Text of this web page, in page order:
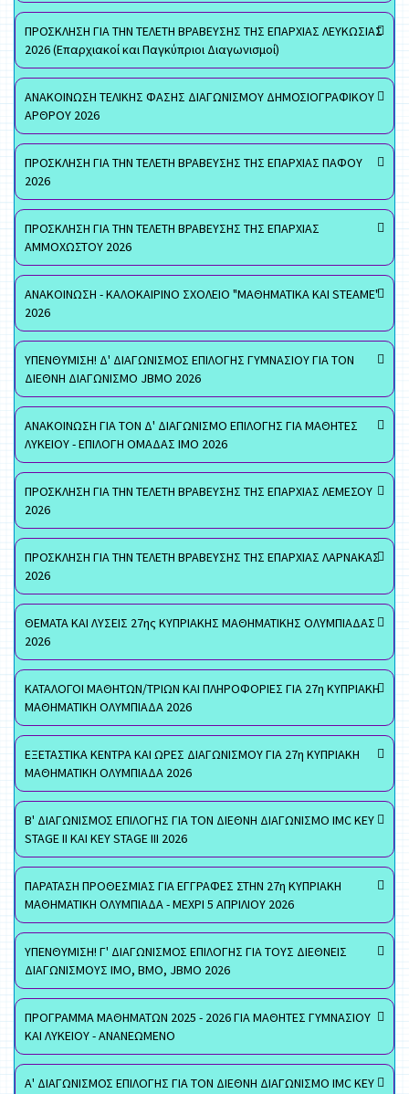
ΠΡΟΣΚΛΗΣΗ ΓΙΑ ΤΗΝ ΤΕΛΕΤΗ ΒΡΑΒΕΥΣΗΣ ΤΗΣ ΕΠΑΡΧΙΑΣ ΛΕΥΚΩΣΙΑΣ
2026 (Επαρχιακοί και Παγκύπριοι Διαγωνισμοί)
ΑΝΑΚΟΙΝΩΣΗ ΤΕΛΙΚΗΣ ΦΑΣΗΣ ΔΙΑΓΩΝΙΣΜΟΥ ΔΗΜΟΣΙΟΓΡΑΦΙΚΟΥ
ΑΡΘΡΟΥ 2026
ΠΡΟΣΚΛΗΣΗ ΓΙΑ ΤΗΝ ΤΕΛΕΤΗ ΒΡΑΒΕΥΣΗΣ ΤΗΣ ΕΠΑΡΧΙΑΣ ΠΑΦΟΥ
2026
ΠΡΟΣΚΛΗΣΗ ΓΙΑ ΤΗΝ ΤΕΛΕΤΗ ΒΡΑΒΕΥΣΗΣ ΤΗΣ ΕΠΑΡΧΙΑΣ
ΑΜΜΟΧΩΣΤΟΥ 2026
ΑΝΑΚΟΙΝΩΣΗ - ΚΑΛΟΚΑΙΡΙΝΟ ΣΧΟΛΕΙΟ "ΜΑΘΗΜΑΤΙΚΑ ΚΑΙ STEAME"
2026
ΥΠΕΝΘΥΜΙΣΗ! Δ' ΔΙΑΓΩΝΙΣΜΟΣ ΕΠΙΛΟΓΗΣ ΓΥΜΝΑΣΙΟΥ ΓΙΑ ΤΟΝ
ΔΙΕΘΝΗ ΔΙΑΓΩΝΙΣΜΟ JBMO 2026
ΑΝΑΚΟΙΝΩΣΗ ΓΙΑ ΤΟΝ Δ' ΔΙΑΓΩΝΙΣΜΟ ΕΠΙΛΟΓΗΣ ΓΙΑ ΜΑΘΗΤΕΣ
ΛΥΚΕΙΟΥ - ΕΠΙΛΟΓΗ ΟΜΑΔΑΣ ΙΜΟ 2026
ΠΡΟΣΚΛΗΣΗ ΓΙΑ ΤΗΝ ΤΕΛΕΤΗ ΒΡΑΒΕΥΣΗΣ ΤΗΣ ΕΠΑΡΧΙΑΣ ΛΕΜΕΣΟΥ
2026
ΠΡΟΣΚΛΗΣΗ ΓΙΑ ΤΗΝ ΤΕΛΕΤΗ ΒΡΑΒΕΥΣΗΣ ΤΗΣ ΕΠΑΡΧΙΑΣ ΛΑΡΝΑΚΑΣ
2026
ΘΕΜΑΤΑ ΚΑΙ ΛΥΣΕΙΣ 27ης ΚΥΠΡΙΑΚΗΣ ΜΑΘΗΜΑΤΙΚΗΣ ΟΛΥΜΠΙΑΔΑΣ
2026
ΚΑΤΑΛΟΓΟΙ ΜΑΘΗΤΩΝ/ΤΡΙΩΝ ΚΑΙ ΠΛΗΡΟΦΟΡΙΕΣ ΓΙΑ 27η ΚΥΠΡΙΑΚΗ
ΜΑΘΗΜΑΤΙΚΗ ΟΛΥΜΠΙΑΔΑ 2026
ΕΞΕΤΑΣΤΙΚΑ ΚΕΝΤΡΑ ΚΑΙ ΩΡΕΣ ΔΙΑΓΩΝΙΣΜΟΥ ΓΙΑ 27η ΚΥΠΡΙΑΚΗ
ΜΑΘΗΜΑΤΙΚΗ ΟΛΥΜΠΙΑΔΑ 2026
Β' ΔΙΑΓΩΝΙΣΜΟΣ ΕΠΙΛΟΓΗΣ ΓΙΑ ΤΟΝ ΔΙΕΘΝΗ ΔΙΑΓΩΝΙΣΜΟ IMC KEY
STAGE II ΚΑΙ KEY STAGE III 2026
ΠΑΡΑΤΑΣΗ ΠΡΟΘΕΣΜΙΑΣ ΓΙΑ ΕΓΓΡΑΦΕΣ ΣΤΗΝ 27η ΚΥΠΡΙΑΚΗ
ΜΑΘΗΜΑΤΙΚΗ ΟΛΥΜΠΙΑΔΑ - ΜΕΧΡΙ 5 ΑΠΡΙΛΙΟΥ 2026
ΥΠΕΝΘΥΜΙΣΗ! Γ' ΔΙΑΓΩΝΙΣΜΟΣ ΕΠΙΛΟΓΗΣ ΓΙΑ ΤΟΥΣ ΔΙΕΘΝΕΙΣ
ΔΙΑΓΩΝΙΣΜΟΥΣ ΙΜΟ, ΒΜΟ, JBMO 2026
ΠΡΟΓΡΑΜΜΑ ΜΑΘΗΜΑΤΩΝ 2025 - 2026 ΓΙΑ ΜΑΘΗΤΕΣ ΓΥΜΝΑΣΙΟΥ
ΚΑΙ ΛΥΚΕΙΟΥ - ΑΝΑΝΕΩΜΕΝΟ
Α' ΔΙΑΓΩΝΙΣΜΟΣ ΕΠΙΛΟΓΗΣ ΓΙΑ ΤΟΝ ΔΙΕΘΝΗ ΔΙΑΓΩΝΙΣΜΟ IMC KEY